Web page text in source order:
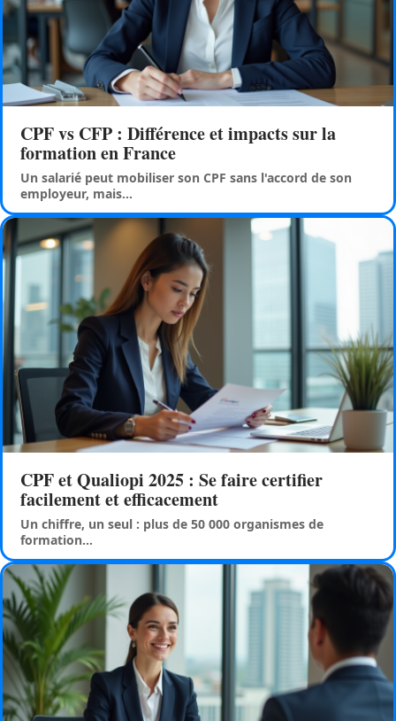
CPF vs CFP : Différence et impacts sur la
formation en France
Un salarié peut mobiliser son CPF sans l'accord de son
employeur, mais…
CPF et Qualiopi 2025 : Se faire certifier
facilement et efficacement
Un chiffre, un seul : plus de 50 000 organismes de
formation…